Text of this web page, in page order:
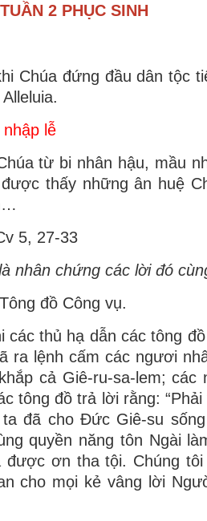
2 PHỤC SINH
Chúa đứng đầu dân tộc
lễ
từ bi nhân hậu, mầu
thấy những ân huệ
5, 27-33
nhân chứng các lời đó
đồ Công vụ.
các thủ hạ dẫn các tông
ra lệnh cấm các ngươi
cả Giê-ru-sa-lem;
tông đồ trả lời rằng:
đã cho Ðức Giê-su
quyền năng tôn Ngài
được ơn tha tội. Chúng
cho mọi kẻ vâng lời